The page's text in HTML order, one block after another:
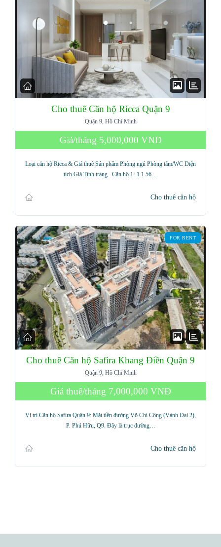
Cho thuê Căn hộ Ricca Quận 9
Quận 9, Hồ Chí Minh
Giá/tháng 5,000,000 VNĐ
Loại căn hộ Ricca & Giá thuê Sản phẩm Phòng ngủ Phòng tắm/WC Diện
tích Giá Tình trạng Căn hộ 1+1 1 56…
Cho thuê căn hộ
FOR RENT
Cho thuê Căn hộ Safira Khang Điền Quận 9
Quận 9, Hồ Chí Minh
Giá thuê/tháng 7,000,000 VNĐ
Vị trí Căn hộ Safira Quận 9: Mặt tiền đường Võ Chí Công (Vành Đai 2),
P. Phú Hữu, Q9. Đây là trục đường…
Cho thuê căn hộ
Lost your password?